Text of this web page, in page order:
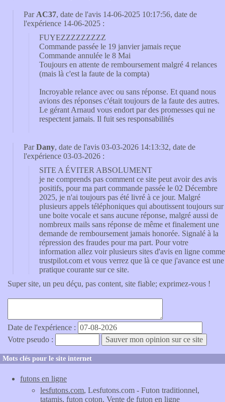
Par AC37, date de l'avis 14-06-2025 10:17:56, date de
l'expérience 14-06-2025 :
FUYEZZZZZZZZZ
Commande passée le 19 janvier jamais reçue
Commande annulée le 8 Mai
Toujours en attente de remboursement malgré 4 relances
(mais là c'est la faute de la compta)
Incroyable relance avec ou sans réponse. Et quand nous
avions des réponses c'était toujours de la faute des autres.
Le gérant Arnaud vous endort par des promesses qui ne
respectent jamais. Il fuit ses responsabilités
ParDany, date de l'avis 03-03-2026 14:13:32, date de
l'expérience 03-03-2026 :
SITE A ÉVITER ABSOLUMENT
je ne comprends pas comment ce site peut avoir des avis
positifs, pour ma part commande passée le 02 Décembre
2025, je n'ai toujours pas été livré à ce jour. Malgré
plusieurs appels téléphoniques qui aboutissent toujours sur
une boite vocale et sans aucune réponse, malgré aussi de
nombreux mails sans réponse de même et finalement une
demande de remboursement jamais honorée. Signalé à la
répression des fraudes pour ma part. Pour votre
information allez voir plusieurs sites d'avis en ligne comme
trustpilot.com et vous verrez que là ce que j'avance est une
pratique courante sur ce site.
Super site, un peu déçu, pas content, site fiable; exprimez-vous !
Date de l'expérience :
Votre pseudo :
Mots clés pour le site internet
futons en ligne
lesfutons.com, Lesfutons.com - Futon traditionnel,
tatamis, futon coton. Vente de futon en ligne